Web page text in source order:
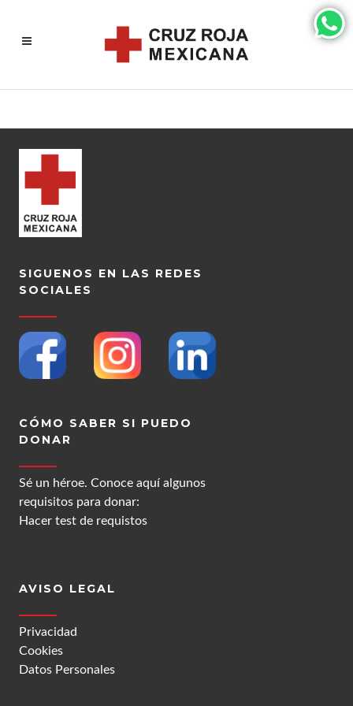
SIGUENOS EN LAS REDES
SOCIALES
CÓMO SABER SI PUEDO
DONAR
Sé un héroe. Conoce aquí algunos
requisitos para donar:
Hacer test de requistos
AVISO LEGAL
Privacidad
Cookies
Datos Personales